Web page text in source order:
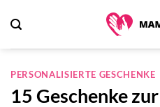
Inhalt
springen
PERSONALISIERTE GESCHENKE
15 Geschenke